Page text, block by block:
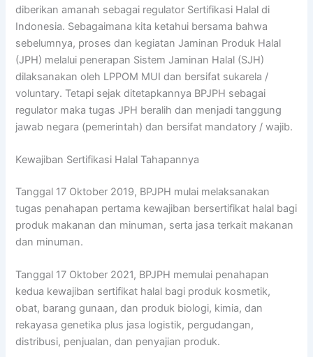
diberikan amanah sebagai regulator Sertifikasi Halal di
Indonesia. Sebagaimana kita ketahui bersama bahwa
sebelumnya, proses dan kegiatan Jaminan Produk Halal
(JPH) melalui penerapan Sistem Jaminan Halal (SJH)
dilaksanakan oleh LPPOM MUI dan bersifat sukarela /
voluntary. Tetapi sejak ditetapkannya BPJPH sebagai
regulator maka tugas JPH beralih dan menjadi tanggung
jawab negara (pemerintah) dan bersifat mandatory / wajib.
Kewajiban Sertifikasi Halal Tahapannya
Tanggal 17 Oktober 2019, BPJPH mulai melaksanakan
tugas penahapan pertama kewajiban bersertifikat halal bagi
produk makanan dan minuman, serta jasa terkait makanan
dan minuman.
Tanggal 17 Oktober 2021, BPJPH memulai penahapan
kedua kewajiban sertifikat halal bagi produk kosmetik,
obat, barang gunaan, dan produk biologi, kimia, dan
rekayasa genetika plus jasa logistik, pergudangan,
distribusi, penjualan, dan penyajian produk.